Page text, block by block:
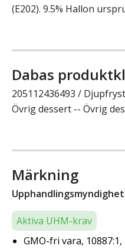
(E202). 9.5% Hallon
Dabas
205112436493 /
Övrig dessert -- Övrig
Märkning
Aktiva UHM-krav
GMO-fri vara, 10887:1,